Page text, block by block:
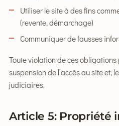
Utiliser le site à des fins
(revente, démarchage)
Communiquer de fausses
Toute violation de ces
suspension de l’accès au site et,
judiciaires.
Article 5: Propriété